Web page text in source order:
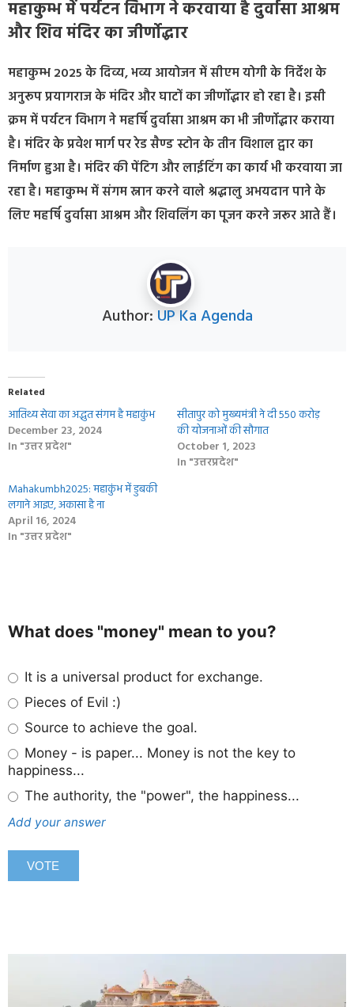
महाकुम्भ में पर्यटन विभाग ने करवाया है दुर्वासा आश्रम
और शिव मंदिर का जीर्णोद्धार
महाकुम्भ 2025 के दिव्य, भव्य आयोजन में सीएम योगी के निर्देश के
अनुरूप प्रयागराज के मंदिर और घाटों का जीर्णोद्धार हो रहा है। इसी
क्रम में पर्यटन विभाग ने महर्षि दुर्वासा आश्रम का भी जीर्णोद्धार कराया
है। मंदिर के प्रवेश मार्ग पर रेड सैण्ड स्टोन के तीन विशाल द्वार का
निर्माण हुआ है। मंदिर की पेंटिग और लाईटिंग का कार्य भी करवाया जा
रहा है। महाकुम्भ में संगम स्नान करने वाले श्रद्धालु अभयदान पाने के
लिए महर्षि दुर्वासा आश्रम और शिवलिंग का पूजन करने जरूर आते हैं।
Author: UP Ka Agenda
Related
आतिथ्य सेवा का अद्भुत संगम है महाकुंभ
December 23, 2024
In "उत्तर प्रदेश"
सीतापुर को मुख्यमंत्री ने दी 550 करोड़
की योजनाओं की सौगात
October 1, 2023
In "उत्तरप्रदेश"
Mahakumbh2025: महाकुंभ में डुबकी
लगाने आइए, अकासा है ना
April 16, 2024
In "उत्तर प्रदेश"
What does "money" mean to you?
It is a universal product for exchange.
Pieces of Evil :)
Source to achieve the goal.
Money - is paper... Money is not the key to
happiness...
The authority, the "power", the happiness...
Add your answer